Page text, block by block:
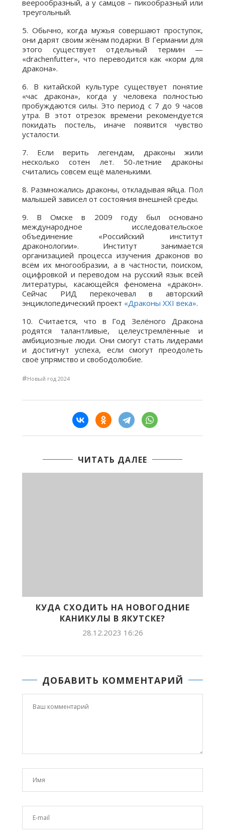
веерообразный, а у самцов – пикообразный или
треугольный.
5. Обычно, когда мужья совершают проступок,
они дарят своим жёнам подарки. В Германии для
этого существует отдельный термин —
«drachenfutter», что переводится как «корм для
дракона».
6. В китайской культуре существует понятие
«час дракона», когда у человека полностью
пробуждаются силы. Это период с 7 до 9 часов
утра. В этот отрезок времени рекомендуется
покидать постель, иначе появится чувство
усталости.
7. Если верить легендам, драконы жили
несколько сотен лет. 50-летние драконы
считались совсем ещё маленькими.
8. Размножались драконы, откладывая яйца. Пол
малышей зависел от состояния внешней среды.
9. В Омске в 2009 году был основано
международное исследовательское
объединение «Российский институт
драконологии». Институт занимается
организацией процесса изучения драконов во
всём их многообразии, а в частности, поиском,
оцифровкой и переводом на русский язык всей
литературы, касающейся феномена «дракон».
Сейчас РИД перекочевал в авторский
энциклопедический проект «Драконы XXI века».
10. Считается, что в Год Зелёного Дракона
родятся талантливые, целеустремлённые и
амбициозные люди. Они смогут стать лидерами
и достигнут успеха, если смогут преодолеть
своё упрямство и свободолюбие.
#Новый год 2024
ЧИТАТЬ ДАЛЕЕ
КУДА СХОДИТЬ НА НОВОГОДНИЕ
КАНИКУЛЫ В ЯКУТСКЕ?
28.12.2023 16:26
ДОБАВИТЬ КОММЕНТАРИЙ